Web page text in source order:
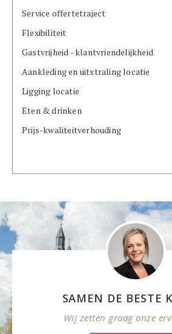
Service offertetraject
Flexibiliteit
Gastvrijheid - klantvriendelijkheid
Aankleding en uitstraling locatie
Ligging locatie
Eten & drinken
Prijs-kwaliteitverhouding
SAMEN DE BESTE
Wij zetten graag onze